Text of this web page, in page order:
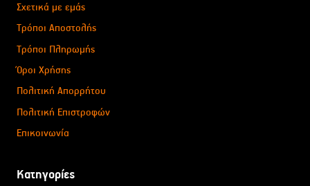
Σχετικά με εμάς
Τρόποι Αποστολής
Τρόποι Πληρωμής
Όροι Χρήσης
Πολιτική Απορρήτου
Πολιτική Επιστροφών
Επικοινωνία
Κατηγορίες